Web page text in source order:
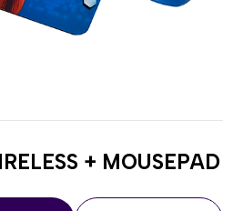
+ MOUSEPAD